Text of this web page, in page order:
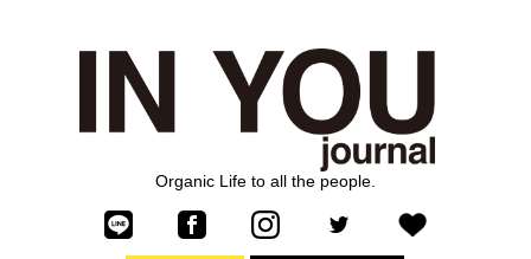
Organic Life to all the people.